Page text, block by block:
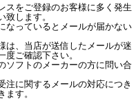
をご登録のお客様に多く発生
します。
なっているとメールが届かない
、当店が送信したメールが迷
ご確認下さい。
ソフトのメーカーの方に問い合
に関するメールの対応につき
す。